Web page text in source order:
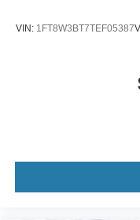
VIN: 1FT8W3BT7TEF05387